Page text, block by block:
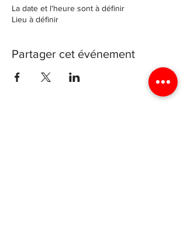
La date et l'heure sont à définir
Lieu à définir
Partager cet événement